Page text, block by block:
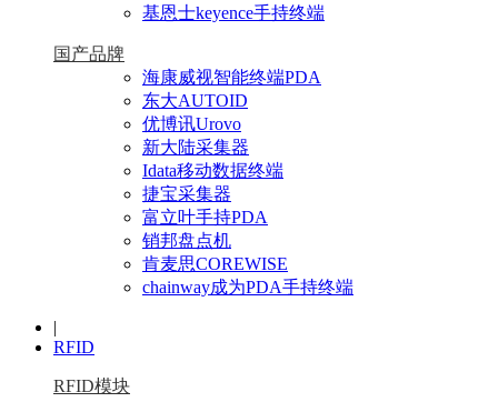
基恩士keyence手持终端
国产品牌
海康威视智能终端PDA
东大AUTOID
优博讯Urovo
新大陆采集器
Idata移动数据终端
捷宝采集器
富立叶手持PDA
销邦盘点机
肯麦思COREWISE
chainway成为PDA手持终端
|
RFID
RFID模块